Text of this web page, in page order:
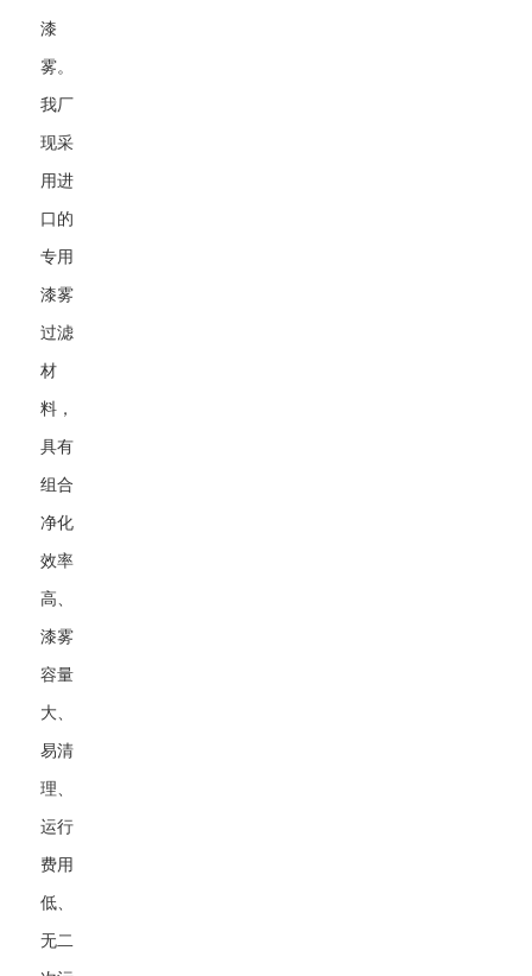
漆
雾。
我厂
现采
用进
口的
专用
漆雾
过滤
材
料，
具有
组合
净化
效率
高、
漆雾
容量
大、
易清
理、
运行
费用
低、
无二